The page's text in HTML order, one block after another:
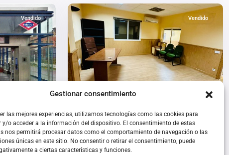
Gestionar consentimiento
las mejores experiencias, utilizamos tecnologías como las cookies para
y/o acceder a la información del dispositivo. El consentimiento de estas
nos permitirá procesar datos como el comportamiento de navegación o las
únicas en este sitio. No consentir o retirar el consentimiento, puede
a ciertas características y funciones.
Vendido Vendido
Nave en Avenida de las Canteras,
Valdemoro
134.900€